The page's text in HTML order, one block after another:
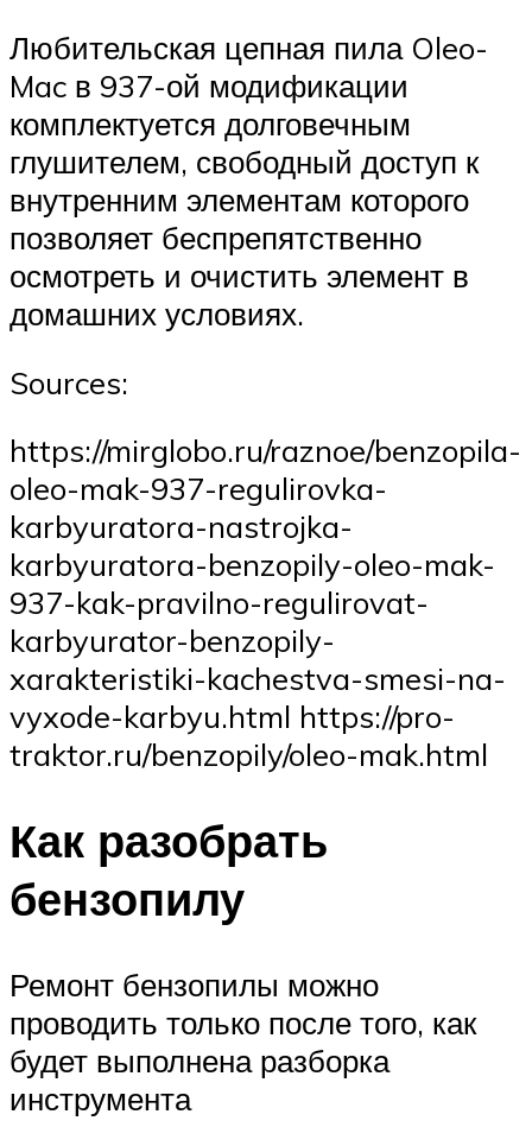
Любительская цепная пила Oleo-
Mac в 937-ой модификации
комплектуется долговечным
глушителем, свободный доступ к
внутренним элементам которого
позволяет беспрепятственно
осмотреть и очистить элемент в
домашних условиях.
Sources:
https://mirglobo.ru/raznoe/benzopila-
oleo-mak-937-regulirovka-
karbyuratora-nastrojka-
karbyuratora-benzopily-oleo-mak-
937-kak-pravilno-regulirovat-
karbyurator-benzopily-
xarakteristiki-kachestva-smesi-na-
vyxode-karbyu.html https://pro-
traktor.ru/benzopily/oleo-mak.html
Как разобрать
бензопилу
Ремонт бензопилы можно
проводить только после того, как
будет выполнена разборка
инструмента